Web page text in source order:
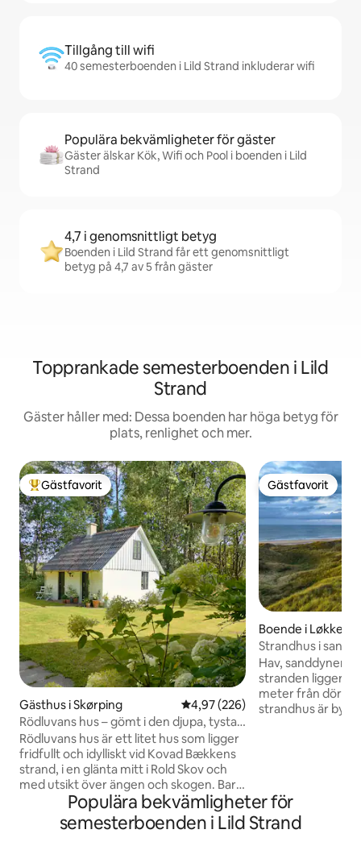
Tillgång till wifi
40 semesterboenden i Lild Strand inkluderar wifi
Populära bekvämligheter för gäster
Gäster älskar Kök, Wifi och Pool i boenden i Lild
Strand
4,7 i genomsnittligt betyg
Boenden i Lild Strand får ett genomsnittligt
betyg på 4,7 av 5 från gäster
Topprankade semesterboenden i Lild
Strand
Gäster håller med: Dessa boenden har höga betyg för
plats, renlighet och mer.
Populär gästfavorit
Gästfavorit
Gästhus i Skørping 4,97 av 5 i genomsnittligt
4,97 (226)
Rödluvans hus – gömt i den djupa, tysta
skogen
Rödluvans hus är ett litet hus som ligger
fridfullt och idylliskt vid Kovad Bækkens
strand, i en glänta mitt i Rold Skov och
med utsikt över ängen och skogen. Bara
ett stenkast från den vackra skogssjön
St. Øksø. Den perfekta utgångspunkten
för vandringar och mountainbiketurer i
Gästfavorit
Gästfavorit
Boende i Løkken
Strandhus i
Nordjylland
Hav, sanddyner
stranden ligger
meter från
strandhus är
badrum, ett
för två och ett
en öppen spis,
Populära bekvämligheter för
semesterboenden i Lild Strand